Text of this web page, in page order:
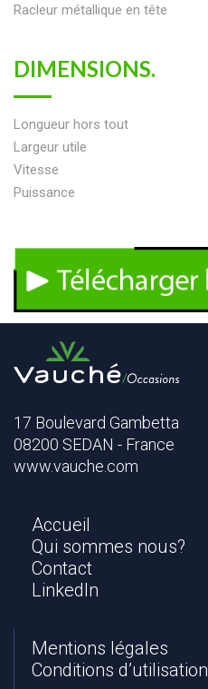
Racleur métallique en tête
DIMENSIONS.
Longueur hors tout
Largeur utile
Vitesse
Puissance
T
e
e
a
e
r
l
17 Boulevard Gambetta
08200 SEDAN - France
www.vauche.com
Accueil
Qui sommes nous?
Contact
LinkedIn
Mentions légales
Conditions d’utilisation